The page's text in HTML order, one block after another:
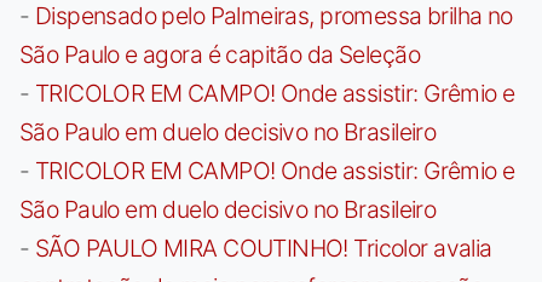
- Dispensado pelo Palmeiras, promessa brilha no
São Paulo e agora é capitão da Seleção
- TRICOLOR EM CAMPO! Onde assistir: Grêmio e
São Paulo em duelo decisivo no Brasileiro
- TRICOLOR EM CAMPO! Onde assistir: Grêmio e
São Paulo em duelo decisivo no Brasileiro
- SÃO PAULO MIRA COUTINHO! Tricolor avalia